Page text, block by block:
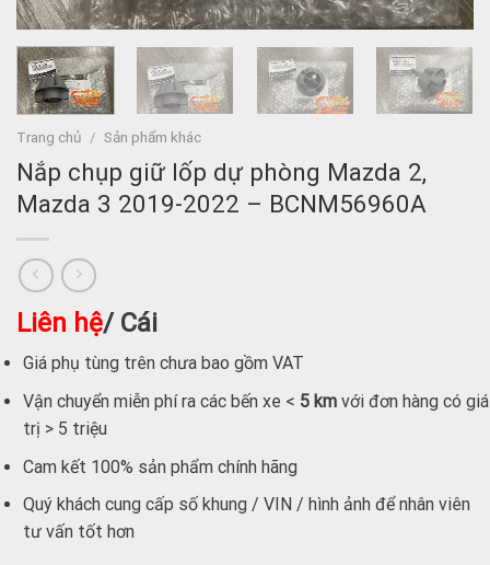
Trang chủ / Sản phẩm khác
Nắp chụp giữ lốp dự phòng Mazda 2,
Mazda 3 2019-2022 – BCNM56960A
Liên hệ/ Cái
Giá phụ tùng trên chưa bao gồm VAT
Vận chuyển miễn phí ra các bến xe < 5 kmvới đơn hàng có giá
trị > 5 triệu
Cam kết 100% sản phẩm chính hãng
Quý khách cung cấp số khung / VIN / hình ảnh để nhân viên
tư vấn tốt hơn